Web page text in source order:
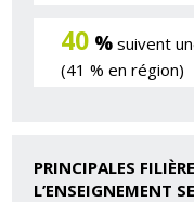
40 % suivent
(41 % en région)
PRINCIPALES
L’ENSEIGNEMENT